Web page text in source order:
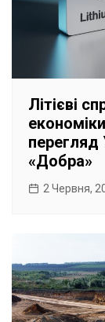
Літієві
перегляд
«Добра»
2 Червня,